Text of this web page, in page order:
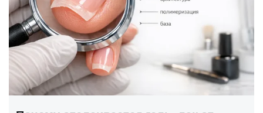
ГОСТ на маникюр Р 72319-2025 —